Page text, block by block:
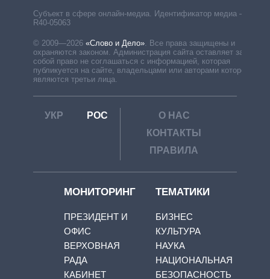
Субъект в сфере онлайн-медиа. Идентификатор медиа –
R40-05063
© 2009—2026 «Слово и Дело». Все права защищены и
охраняются законом. Администрация сайта оставляет за
собой право не соглашаться с информацией, которая
публикуется на сайте, владельцами или авторами которой
являются третьи лица.
УКР РОС
О НАС
КОНТАКТЫ
ПРАВИЛА
МОНИТОРИНГ
ПРЕЗИДЕНТ И
ОФИС
ВЕРХОВНАЯ
РАДА
КАБИНЕТ
ТЕМАТИКИ
БИЗНЕС
КУЛЬТУРА
НАУКА
НАЦИОНАЛЬНАЯ
БЕЗОПАСНОСТЬ